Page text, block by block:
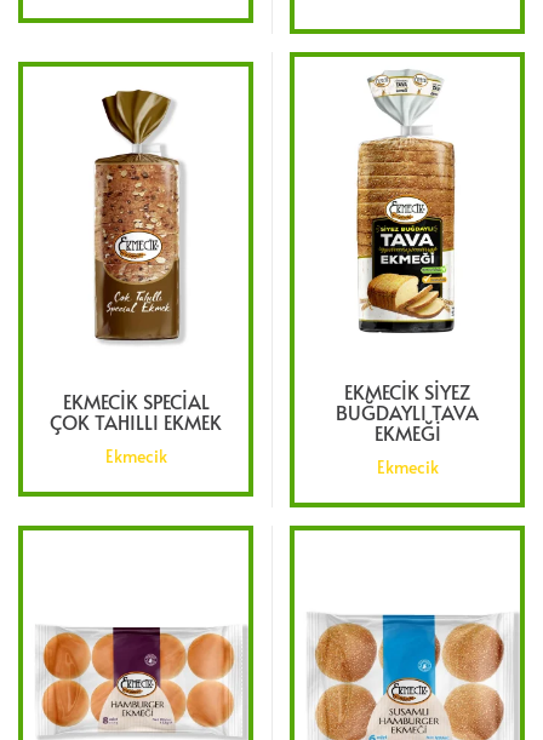
EKMECIK SPECIAL
ÇOK TAHILLI EKMEK
Ekmecik
EKMECIK SIYEZ
BUĞDAYLI TAVA
EKMEĞI
Ekmecik